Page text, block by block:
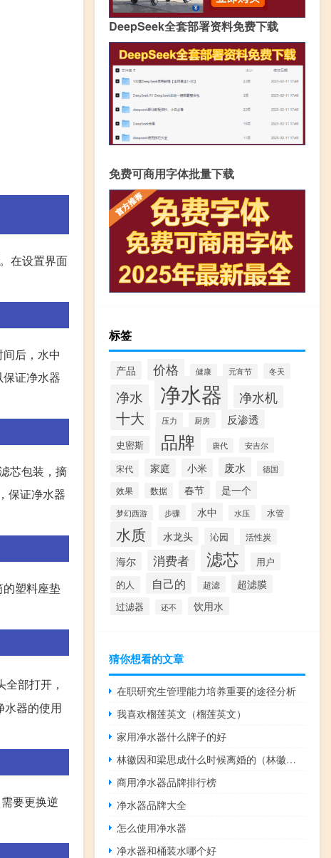
在设置界面
后，水中
证净水器
芯包装，摘
保证净水器
塑料座垫
部打开，
水器的使用
要更换逆
DeepSeek全套部署资料免费下载
免费可商用字体批量下载
标签
产品 价格 健康 元宵节 冬天
净水 净水器 净水机
十大 压力 厨房 反渗透
史密斯 品牌 唐代 安吉尔
宋代 家庭 小米 废水 德国
效果 数据 春节 是一个
梦幻西游 步骤 水中 水压 水管
水质 水龙头 沁园 活性炭
海尔 消费者 滤芯 用户
的人 自己的 超滤 超滤膜
过滤器 还不 饮用水
猜你想看的文章
在职研究生管理能力培养重要的途径分析
我喜欢榴莲英文（榴莲英文）
家用净水器什么牌子的好
林徽因和梁思成什么时候离婚的（林徽因和梁思成什么时候离婚）
商用净水器品牌排行榜
净水器品牌大全
怎么使用净水器
净水器和桶装水哪个好